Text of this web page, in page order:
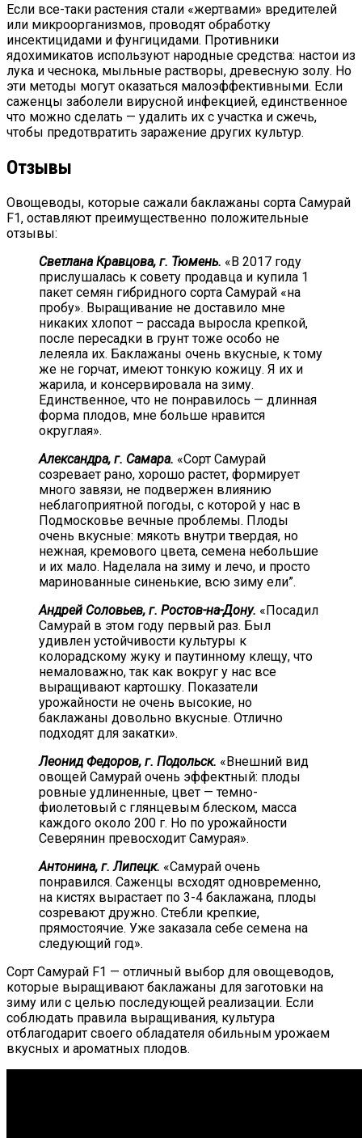
Если все-таки растения стали «жертвами» вредителей
или микроорганизмов, проводят обработку
инсектицидами и фунгицидами. Противники
ядохимикатов используют народные средства: настои из
лука и чеснока, мыльные растворы, древесную золу. Но
эти методы могут оказаться малоэффективными. Если
саженцы заболели вирусной инфекцией, единственное
что можно сделать — удалить их с участка и сжечь,
чтобы предотвратить заражение других культур.
Отзывы
Овощеводы, которые сажали баклажаны сорта Самурай
F1, оставляют преимущественно положительные
отзывы:
Светлана Кравцова, г. Тюмень. «В 2017 году
прислушалась к совету продавца и купила 1
пакет семян гибридного сорта Самурай «на
пробу». Выращивание не доставило мне
никаких хлопот – рассада выросла крепкой,
после пересадки в грунт тоже особо не
лелеяла их. Баклажаны очень вкусные, к тому
же не горчат, имеют тонкую кожицу. Я их и
жарила, и консервировала на зиму.
Единственное, что не понравилось — длинная
форма плодов, мне больше нравится
округлая».
Александра, г. Самара. «Сорт Самурай
созревает рано, хорошо растет, формирует
много завязи, не подвержен влиянию
неблагоприятной погоды, с которой у нас в
Подмосковье вечные проблемы. Плоды
очень вкусные: мякоть внутри твердая, но
нежная, кремового цвета, семена небольшие
и их мало. Наделала на зиму и лечо, и просто
маринованные синенькие, всю зиму ели”.
Андрей Соловьев, г. Ростов-на-Дону. «Посадил
Самурай в этом году первый раз. Был
удивлен устойчивости культуры к
колорадскому жуку и паутинному клещу, что
немаловажно, так как вокруг у нас все
выращивают картошку. Показатели
урожайности не очень высокие, но
баклажаны довольно вкусные. Отлично
подходят для закатки».
Леонид Федоров, г. Подольск. «Внешний вид
овощей Самурай очень эффектный: плоды
ровные удлиненные, цвет — темно-
фиолетовый с глянцевым блеском, масса
каждого около 200 г. Но по урожайности
Северянин превосходит Самурая».
Антонина, г. Липецк. «Самурай очень
понравился. Саженцы всходят одновременно,
на кистях вырастает по 3-4 баклажана, плоды
созревают дружно. Стебли крепкие,
прямостоячие. Уже заказала себе семена на
следующий год».
Сорт Самурай F1 — отличный выбор для овощеводов,
которые выращивают баклажаны для заготовки на
зиму или с целью последующей реализации. Если
соблюдать правила выращивания, культура
отблагодарит своего обладателя обильным урожаем
вкусных и ароматных плодов.